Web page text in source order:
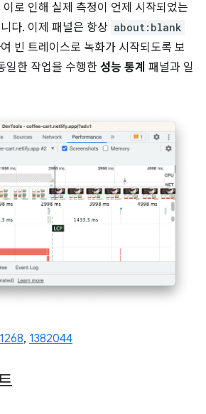
로 인해 실제 측정이 언제 시작되었는
다. 이제 패널은 항상 about:blank
빈 트레이스로 녹화가 시작되도록 보
일한 작업을 수행한 성능 통계 패널과 일
, 1382044